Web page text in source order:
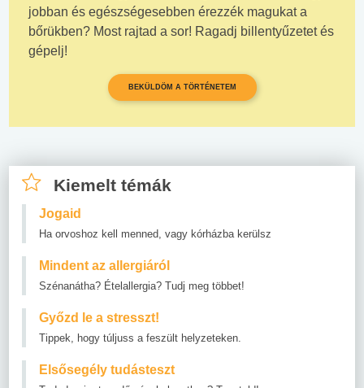
jobban és egészségesebben érezzék magukat a
bőrükben? Most rajtad a sor! Ragadj billentyűzetet és
gépelj!
BEKÜLDÖM A TÖRTÉNETEM
Kiemelt témák
Jogaid
Ha orvoshoz kell menned, vagy kórházba kerülsz
Mindent az allergiáról
Szénanátha? Ételallergia? Tudj meg többet!
Győzd le a stresszt!
Tippek, hogy túljuss a feszült helyzeteken.
Elsősegély tudásteszt